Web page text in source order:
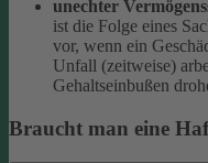
unechter
ist die Folge eines
vor, wenn ein
Unfall (zeitweise)
Gehaltseinbußen
Braucht man eine